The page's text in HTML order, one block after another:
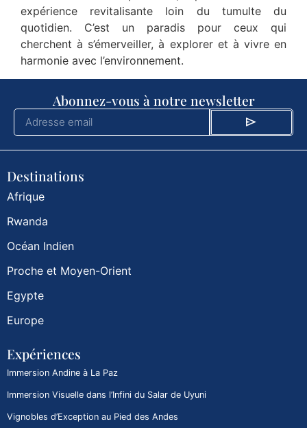
expérience revitalisante loin du tumulte du
quotidien. C’est un paradis pour ceux qui
cherchent à s’émerveiller, à explorer et à vivre en
harmonie avec l’environnement.
Abonnez-vous à notre newsletter
Destinations
Afrique
Rwanda
Océan Indien
Proche et Moyen-Orient
Egypte
Europe
Expériences
Immersion Andine à La Paz
Immersion Visuelle dans l’Infini du Salar de Uyuni
Vignobles d’Exception au Pied des Andes